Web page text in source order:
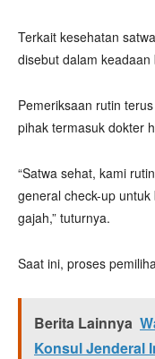
Terkait kesehatan
disebut dalam keadaan
Pemeriksaan rutin
pihak termasuk dokter
“Satwa sehat, kami
general check-up
gajah,” tuturnya.
Saat ini, proses
Berita Lainnya
Konsul Jenderal